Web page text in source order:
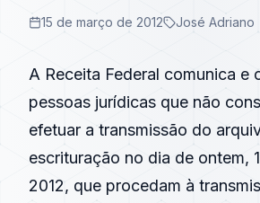
15 de março de 2012 José Adriano
A Receita Federal comunica e
pessoas jurídicas que não
efetuar a transmissão do
escrituração no dia de ontem,
2012, que procedam à